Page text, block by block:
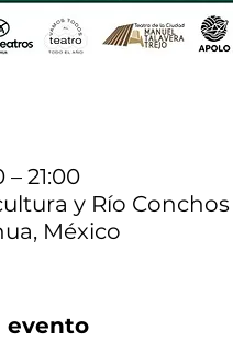
– 21:00
y Río
México
evento